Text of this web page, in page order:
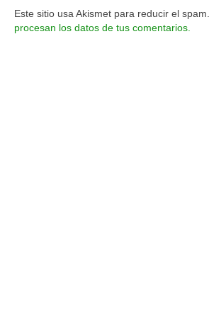
Este sitio usa Akismet para reducir el spam.
procesan los datos de tus comentarios.